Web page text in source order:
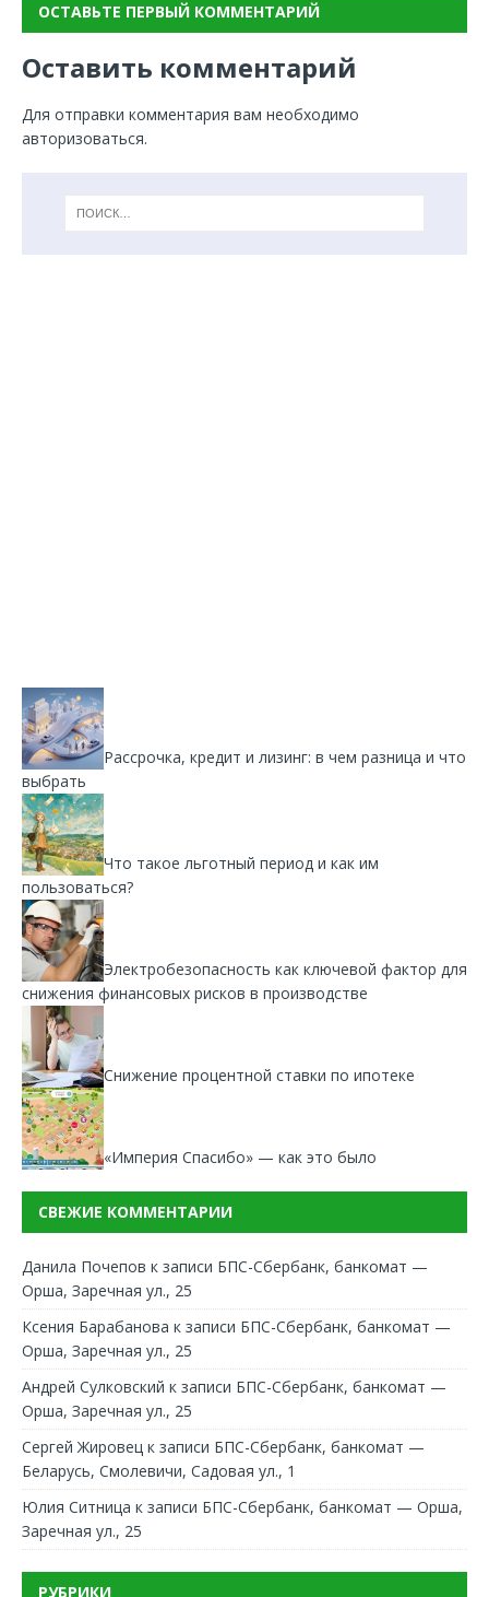
ОСТАВЬТЕ ПЕРВЫЙ КОММЕНТАРИЙ
Оставить комментарий
Для отправки комментария вам необходимо
авторизоваться.
Рассрочка, кредит и лизинг: в чем разница и что
выбрать
Что такое льготный период и как им
пользоваться?
Электробезопасность как ключевой фактор для
снижения финансовых рисков в производстве
Снижение процентной ставки по ипотеке
«Империя Спасибо» — как это было
СВЕЖИЕ КОММЕНТАРИИ
Данила Почепов к записи БПС-Сбербанк, банкомат —
Орша, Заречная ул., 25
Ксения Барабанова к записи БПС-Сбербанк, банкомат —
Орша, Заречная ул., 25
Андрей Сулковский к записи БПС-Сбербанк, банкомат —
Орша, Заречная ул., 25
Сергей Жировец к записи БПС-Сбербанк, банкомат —
Беларусь, Смолевичи, Садовая ул., 1
Юлия Ситница к записи БПС-Сбербанк, банкомат — Орша,
Заречная ул., 25
РУБРИКИ